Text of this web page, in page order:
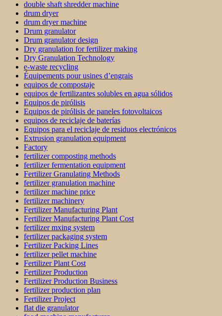
double shaft shredder machine
drum dryer
drum dryer machine
Drum granulator
Drum granulator design
Dry granulation for fertilizer making
Dry Granulation Technology
e-waste recycling
Équipements pour usines d’engrais
equipos de compostaje
equipos de fertilizantes solubles en agua sólidos
Equipos de pirólisis
Equipos de pirólisis de paneles fotovoltaicos
equipos de reciclaje de baterías
Equipos para el reciclaje de residuos electrónicos
Extrusion granulation equipment
Factory
fertilizer composting methods
fertilizer fermentation equipment
Fertilizer Granulating Methods
fertilizer granulation machine
fertilizer machine price
fertilizer machinery
Fertilizer Manufacturing Plant
Fertilizer Manufacturing Plant Cost
fertilizer mxing system
fertilizer packaging system
Fertilizer Packing Lines
fertilizer pellet machine
Fertilizer Plant Cost
Fertilizer Production
Fertilizer Production Business
fertilizer production plan
Fertilizer Project
flat die granulator